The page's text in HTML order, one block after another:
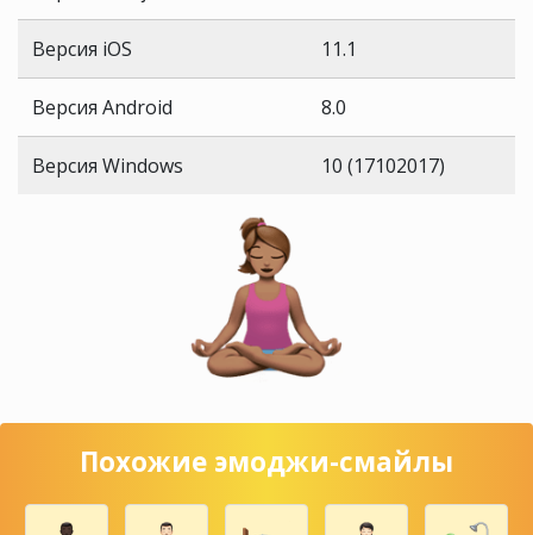
Версия iOS 11.1
Версия Android 8.0
Версия Windows 10 (17102017)
Похожие эмоджи-смайлы